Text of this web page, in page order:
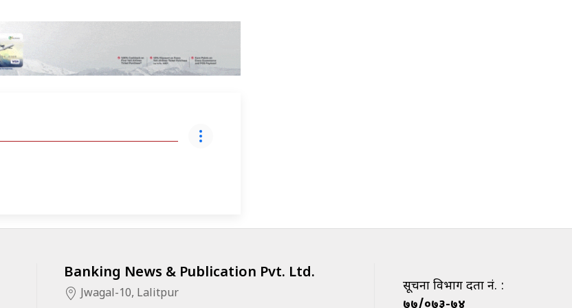
Banking News & Publication Pvt. Ltd.
Jwagal-10, Lalitpur
सूचना विभाग दर्ता नं. :